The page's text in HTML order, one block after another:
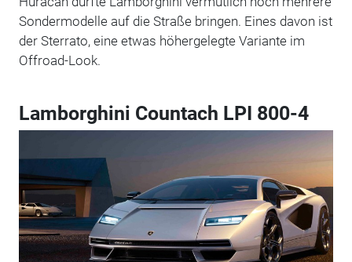
Sondermodelle auf die Straße bringen. Eines davon ist
der Sterrato, eine etwas höhergelegte Variante im
Offroad-Look.
Lamborghini Countach LPI 800-4